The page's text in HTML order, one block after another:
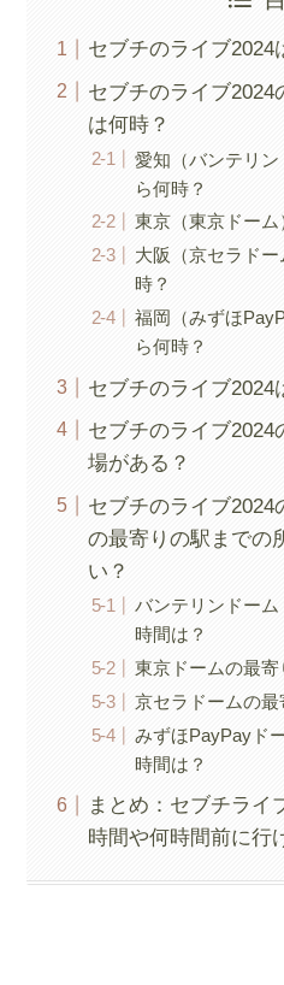
セブチのライブ2024
セブチのライブ2024
は何時？
愛知（バンテリ
ら何時？
東京（東京ドーム
大阪（京セラド
時？
福岡（みずほ
ら何時？
セブチのライブ2024
セブチのライブ2024
場がある？
セブチのライブ2024
の最寄りの駅までの
い？
バンテリンドー
時間は？
東京ドームの最寄
京セラドームの最
みずほPayPayド
時間は？
まとめ：セブチライ
時間や何時間前に行